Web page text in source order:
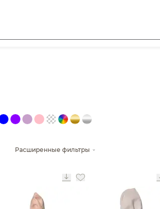
Расширенные фильтры